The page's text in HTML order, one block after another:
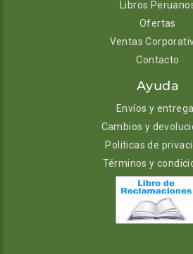
Libros
Ofertas
Ventas
Contacto
Ayuda
Envíos y
Cambios y
Políticas de
Términos y